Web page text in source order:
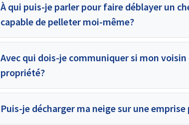
À qui puis-je parler pour faire déblayer un
capable de pelleter moi-même?
Avec qui dois-je communiquer si mon voisin
propriété?
Puis-je décharger ma neige sur une